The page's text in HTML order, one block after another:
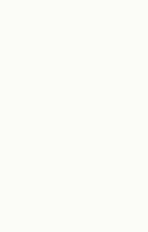
Je
Recevez
boîte mail
Mon